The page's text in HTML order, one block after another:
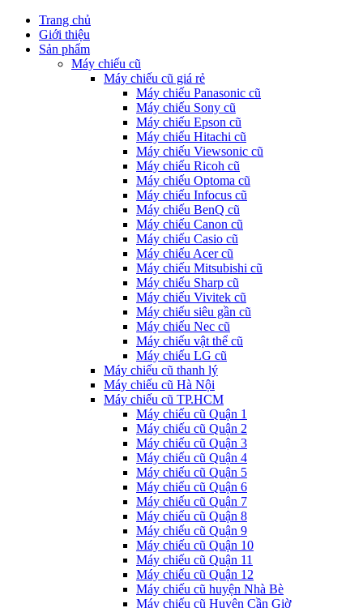
Trang chủ
Giới thiệu
Sản phẩm
Máy chiếu cũ
Máy chiếu cũ giá rẻ
Máy chiếu Panasonic cũ
Máy chiếu Sony cũ
Máy chiếu Epson cũ
Máy chiếu Hitachi cũ
Máy chiếu Viewsonic cũ
Máy chiếu Ricoh cũ
Máy chiếu Optoma cũ
Máy chiếu Infocus cũ
Máy chiếu BenQ cũ
Máy chiếu Canon cũ
Máy chiếu Casio cũ
Máy chiếu Acer cũ
Máy chiếu Mitsubishi cũ
Máy chiếu Sharp cũ
Máy chiếu Vivitek cũ
Máy chiếu siêu gần cũ
Máy chiếu Nec cũ
Máy chiếu vật thể cũ
Máy chiếu LG cũ
Máy chiếu cũ thanh lý
Máy chiếu cũ Hà Nội
Máy chiếu cũ TP.HCM
Máy chiếu cũ Quận 1
Máy chiếu cũ Quận 2
Máy chiếu cũ Quận 3
Máy chiếu cũ Quận 4
Máy chiếu cũ Quận 5
Máy chiếu cũ Quận 6
Máy chiếu cũ Quận 7
Máy chiếu cũ Quận 8
Máy chiếu cũ Quận 9
Máy chiếu cũ Quận 10
Máy chiếu cũ Quận 11
Máy chiếu cũ Quận 12
Máy chiếu cũ huyện Nhà Bè
Máy chiếu cũ Huyện Cần Giờ